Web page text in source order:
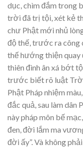
dục, chìm đắm trong
trời đã trị tội, xét kẻ
chư Phật mới nhủ
độ thế, trước ra công
thế hướng thiện quay
thiên đình ân xá bớt
trước biết rõ luật
Phật Pháp nhiệm
đắc quả, sau làm
này pháp môn bế
đen, đời lắm ma
đời ấy”. Và không